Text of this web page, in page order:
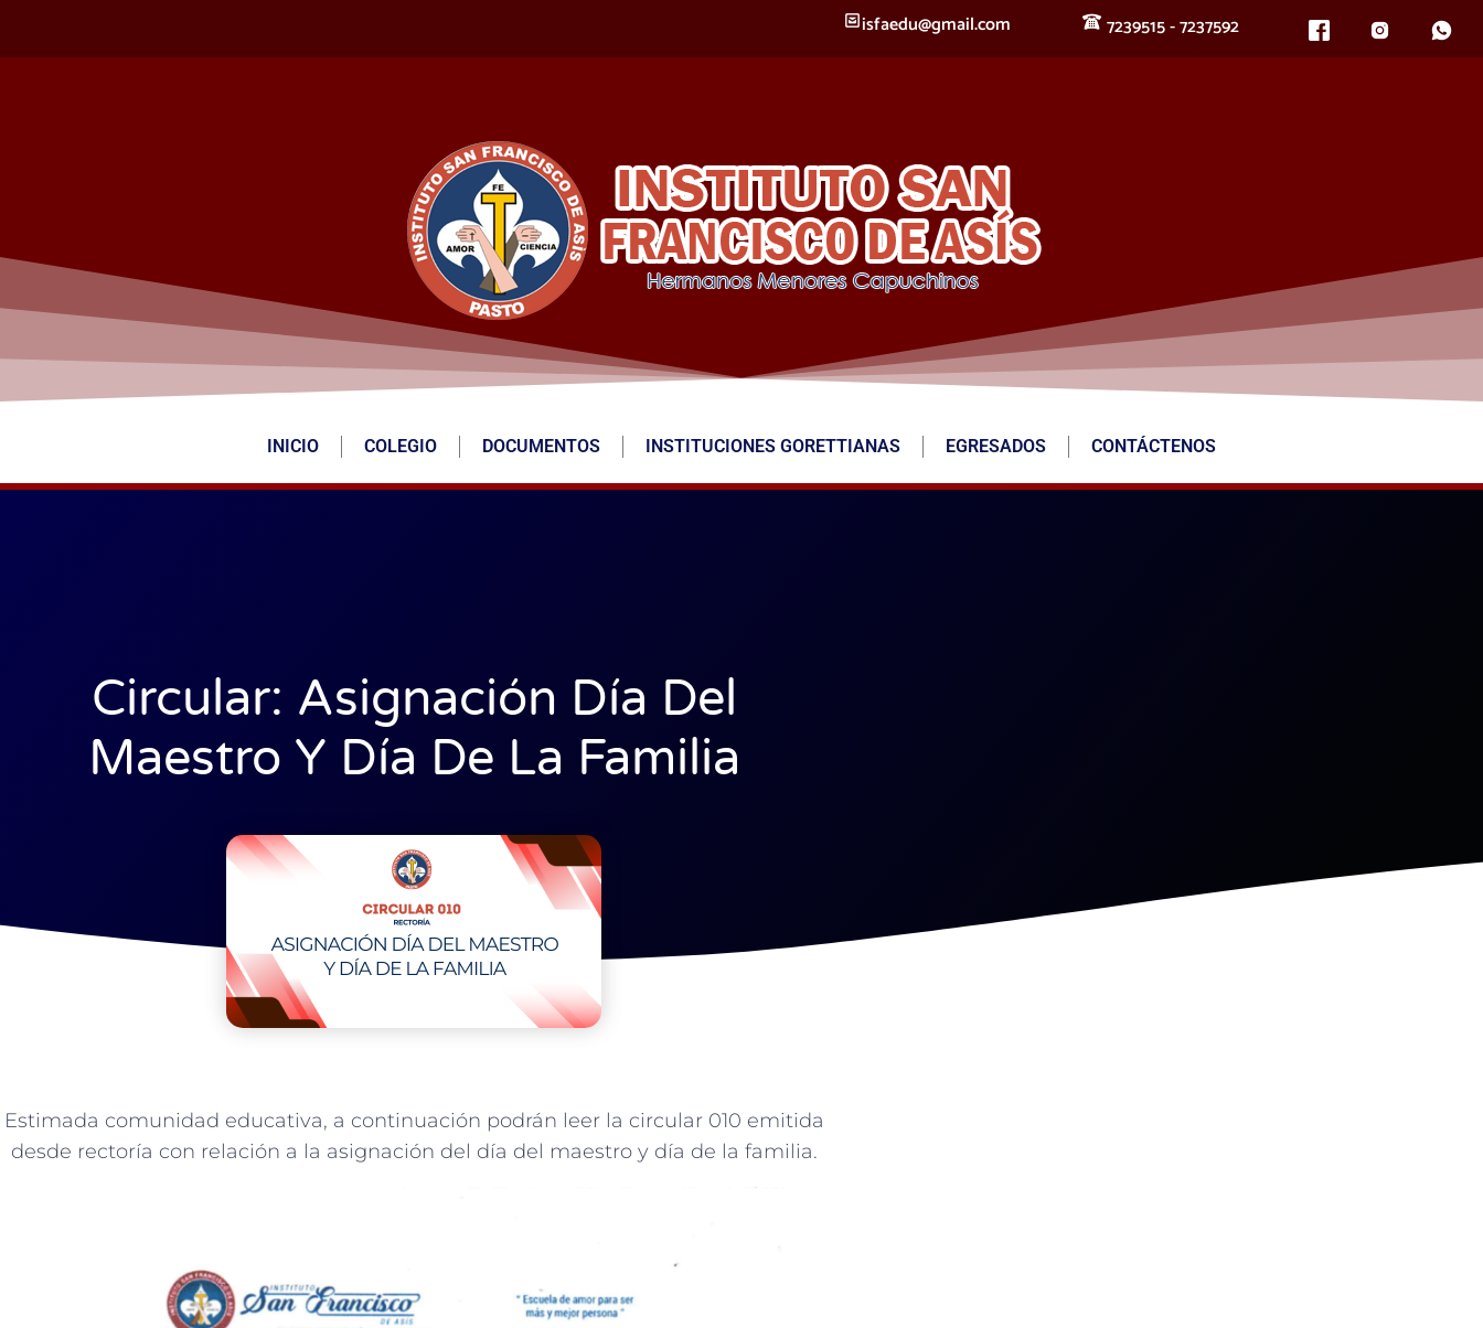
isfaedu@gmail.com 7239515 - 7237592
INICIO COLEGIO DOCUMENTOS INSTITUCIONES GORETTIANAS EGRESADOS CONTÁCTENOS
Circular: Asignación Día Del
Maestro Y Día De La Familia
Estimada comunidad educativa, a continuación podrán leer la circular 010 emitida
desde rectoría con relación a la asignación del día del maestro y día de la familia.